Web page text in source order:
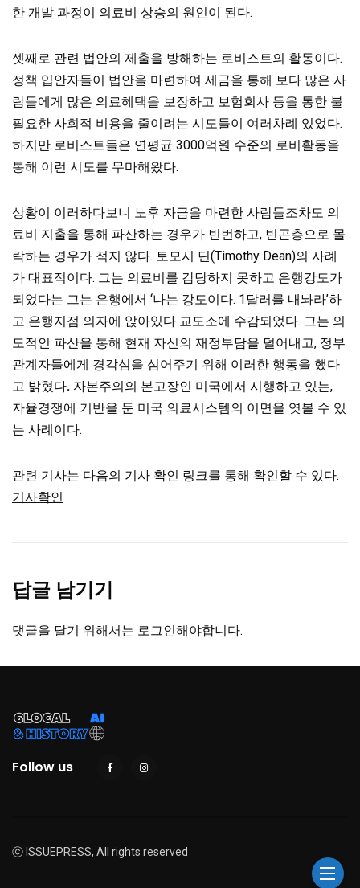
한 개발 과정이 의료비 상승의 원인이 된다.
셋째로 관련 법안의 제출을 방해하는 로비스트의 활동이다.
정책 입안자들이 법안을 마련하여 세금을 통해 보다 많은 사
람들에게 많은 의료혜택을 보장하고 보험회사 등을 통한 불
필요한 사회적 비용을 줄이려는 시도들이 여러차례 있었다.
하지만 로비스트들은 연평균 3000억원 수준의 로비활동을
통해 이런 시도를 무마해왔다.
상황이 이러하다보니 노후 자금을 마련한 사람들조차도 의
료비 지출을 통해 파산하는 경우가 빈번하고, 빈곤층으로 몰
락하는 경우가 적지 않다. 토모시 딘(Timothy Dean)의 사례
가 대표적이다. 그는 의료비를 감당하지 못하고 은행강도가
되었다는 그는 은행에서 ‘나는 강도이다. 1달러를 내놔라’하
고 은행지점 의자에 앉아있다 교도소에 수감되었다. 그는 의
도적인 파산을 통해 현재 자신의 재정부담을 덜어내고, 정부
관계자들에게 경각심을 심어주기 위해 이러한 행동을 했다
고 밝혔다. 자본주의의 본고장인 미국에서 시행하고 있는,
자율경쟁에 기반을 둔 미국 의료시스템의 이면을 엿볼 수 있
는 사례이다.
관련 기사는 다음의 기사 확인 링크를 통해 확인할 수 있다.
기사확인
답글 남기기
댓글을 달기 위해서는 로그인해야합니다.
Follow us
ⓒ ISSUEPRESS, All rights reserved